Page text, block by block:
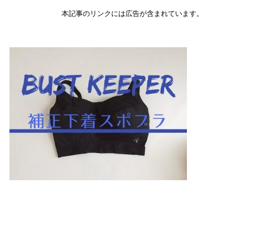
本記事のリンクには広告が含まれています。